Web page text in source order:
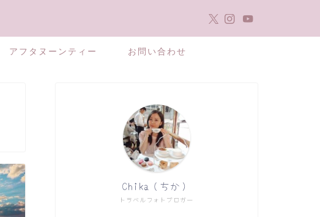
アフタヌーンティー お問い合わせ
トラベルフォトブロガー
Chika（ちか）